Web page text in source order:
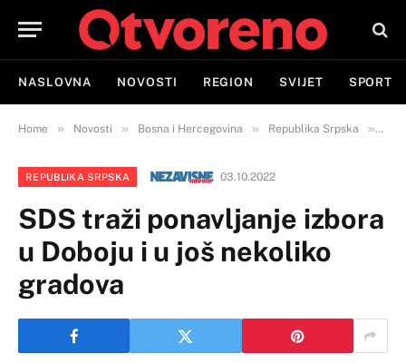
NASLOVNA NOVOSTI REGION SVIJET SPORT
Home » Novosti » Bosna i Hercegovina » Republika Srpska »
REPUBLIKA SRPSKA 03.10.2022
SDS traži ponavljanje izbora
u Doboju i u još nekoliko
gradova